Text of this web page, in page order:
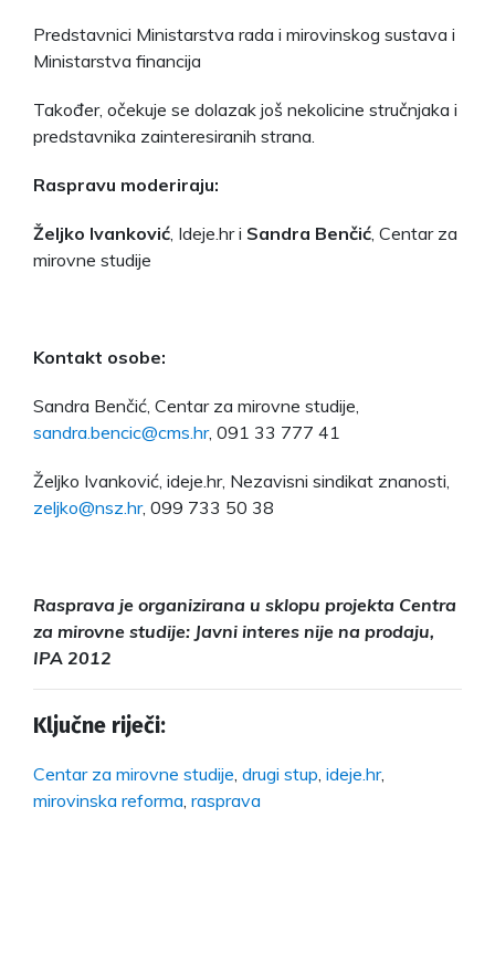
Predstavnici Ministarstva rada i mirovinskog sustava i
Ministarstva financija
Također, očekuje se dolazak još nekolicine stručnjaka i
predstavnika zainteresiranih strana.
Raspravu moderiraju:
Željko Ivanković, Ideje.hr i Sandra Benčić, Centar za
mirovne studije
Kontakt osobe:
Sandra Benčić, Centar za mirovne studije,
sandra.bencic@cms.hr, 091 33 777 41
Željko Ivanković, ideje.hr, Nezavisni sindikat znanosti,
zeljko@nsz.hr, 099 733 50 38
Rasprava je organizirana u sklopu projekta Centra
za mirovne studije: Javni interes nije na prodaju,
IPA 2012
Ključne riječi:
Centar za mirovne studije, drugi stup, ideje.hr,
mirovinska reforma, rasprava